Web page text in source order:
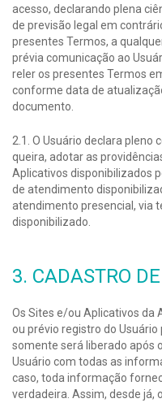
acesso, declarando plena
de previsão legal em
presentes Termos, a
prévia comunicação ao
reler os presentes Termos
conforme data de
documento.
2.1. O Usuário declara pleno
queira, adotar as
Aplicativos disponibilizados
de atendimento
atendimento presencial, via
disponibilizado.
3. CADASTRO
Os Sites e/ou Aplicativos da
ou prévio registro do Usuário
somente será liberado após
Usuário com todas as
caso, toda informação
verdadeira. Assim, desde já,